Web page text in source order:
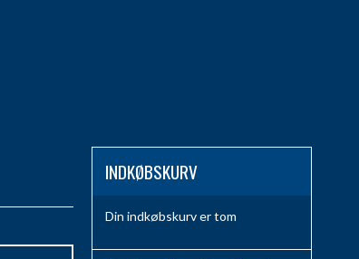
INDKØBSKURV
Din indkøbskurv er tom